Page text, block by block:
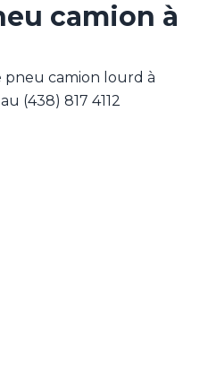
camion à
pneu camion lourd à
(438) 817 4112